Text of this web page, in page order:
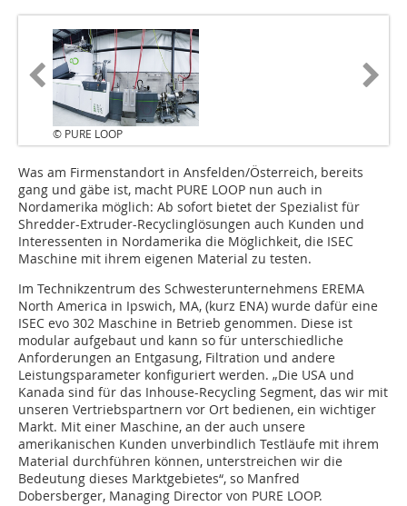
© PURE LOOP
Was am Firmenstandort in Ansfelden/Österreich, bereits
gang und gäbe ist, macht PURE LOOP nun auch in
Nordamerika möglich: Ab sofort bietet der Spezialist für
Shredder-Extruder-Recyclinglösungen auch Kunden und
Interessenten in Nordamerika die Möglichkeit, die ISEC
Maschine mit ihrem eigenen Material zu testen.
Im Technikzentrum des Schwesterunternehmens EREMA
North America in Ipswich, MA, (kurz ENA) wurde dafür eine
ISEC evo 302 Maschine in Betrieb genommen. Diese ist
modular aufgebaut und kann so für unterschiedliche
Anforderungen an Entgasung, Filtration und andere
Leistungsparameter konfiguriert werden. „Die USA und
Kanada sind für das Inhouse-Recycling Segment, das wir mit
unseren Vertriebspartnern vor Ort bedienen, ein wichtiger
Markt. Mit einer Maschine, an der auch unsere
amerikanischen Kunden unverbindlich Testläufe mit ihrem
Material durchführen können, unterstreichen wir die
Bedeutung dieses Marktgebietes“, so Manfred
Dobersberger, Managing Director von PURE LOOP.